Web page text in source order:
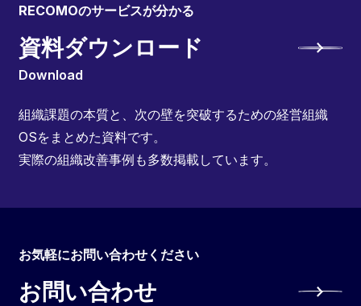
RECOMOのサービスが分かる
資料ダウンロード
Download
組織課題の本質と、次の壁を突破するための経営組織
OSをまとめた資料です。
実際の組織改善事例も多数掲載しています。
お気軽にお問い合わせください
お問い合わせ